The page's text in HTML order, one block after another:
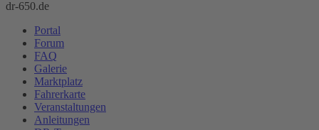
dr-650.de
Portal
Forum
FAQ
Galerie
Marktplatz
Fahrerkarte
Veranstaltungen
Anleitungen